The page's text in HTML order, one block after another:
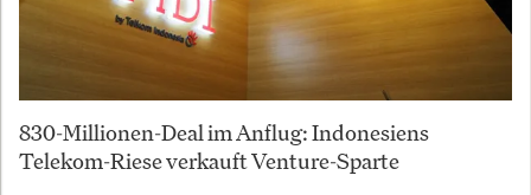
830-Millionen-Deal im Anflug: Indonesiens
Telekom-Riese verkauft Venture-Sparte